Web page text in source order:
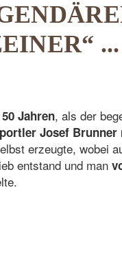
...
Jahren, als der
Josef
erzeugte, wobei
entstand und man